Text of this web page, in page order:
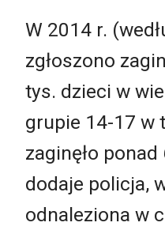
W 2014 r.
zgłoszono
tys. dzieci w
grupie 14-17 w
zaginęło
dodaje policja,
odnaleziona w